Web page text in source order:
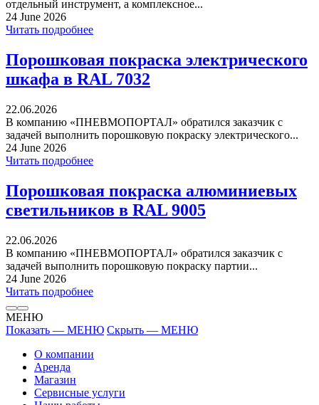
отдельный инструмент, а комплексное...
24 June 2026
Читать подробнее
Порошковая покраска электрического
шкафа в RAL 7032
22.06.2026
В компанию «ПНЕВМОПОРТАЛ» обратился заказчик с
задачей выполнить порошковую покраску электрического...
24 June 2026
Читать подробнее
Порошковая покраска алюминиевых
светильников в RAL 9005
22.06.2026
В компанию «ПНЕВМОПОРТАЛ» обратился заказчик с
задачей выполнить порошковую покраску партии...
24 June 2026
Читать подробнее
МЕНЮ
Показать — МЕНЮ Скрыть — МЕНЮ
О компании
Аренда
Магазин
Сервисные услуги